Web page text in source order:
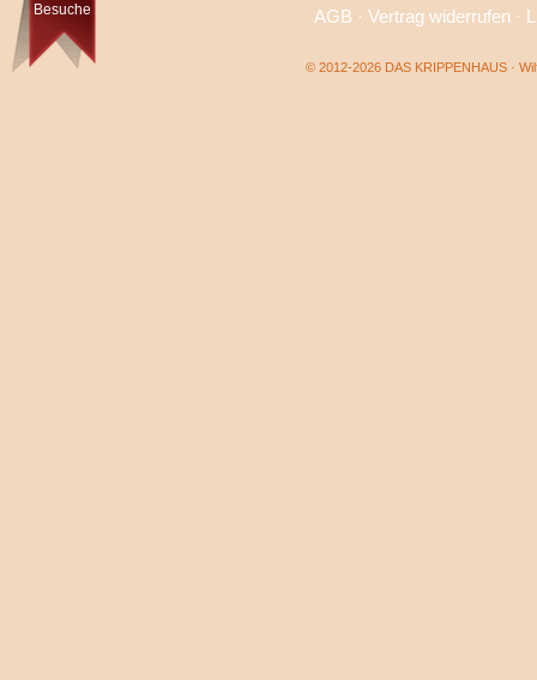
Besuche AGB · Vertrag widerrufen·
© 2012-2026 DAS KRIPPENHAUS ·